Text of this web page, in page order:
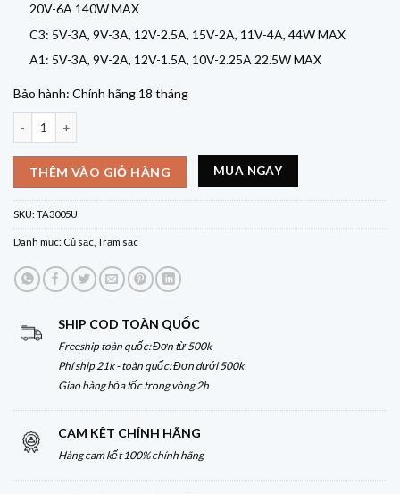
20V-6A 140W MAX
C3: 5V-3A, 9V-3A, 12V-2.5A, 15V-2A, 11V-4A, 44W MAX
A1: 5V-3A, 9V-2A, 12V-1.5A, 10V-2.25A 22.5W MAX
Bảo hành: Chính hãng 18 tháng
THÊM VÀO GIỎ HÀNG MUA NGAY
SKU: TA3005U
Danh mục: Củ sạc Trạm sạc
SHIP COD TOÀN QUỐC
Freeship toàn quốc: Đơn từ 500k
Phí ship 21k - toàn quốc: Đơn dưới 500k
Giao hàng hỏa tốc trong vòng 2h
CAM KÊT CHÍNH HÃNG
Hàng cam kết 100% chính hãng